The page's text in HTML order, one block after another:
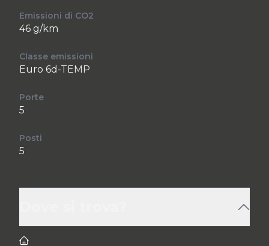
Emissioni di CO2
46 g/km
Classe emissioni
Euro 6d-TEMP
Porte
5
Posti
5